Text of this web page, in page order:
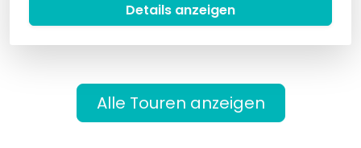
Details anzeigen
Alle Touren anzeigen